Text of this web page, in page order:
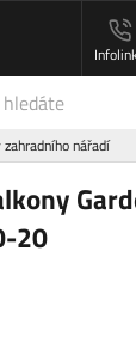
zahradního nářadí
20